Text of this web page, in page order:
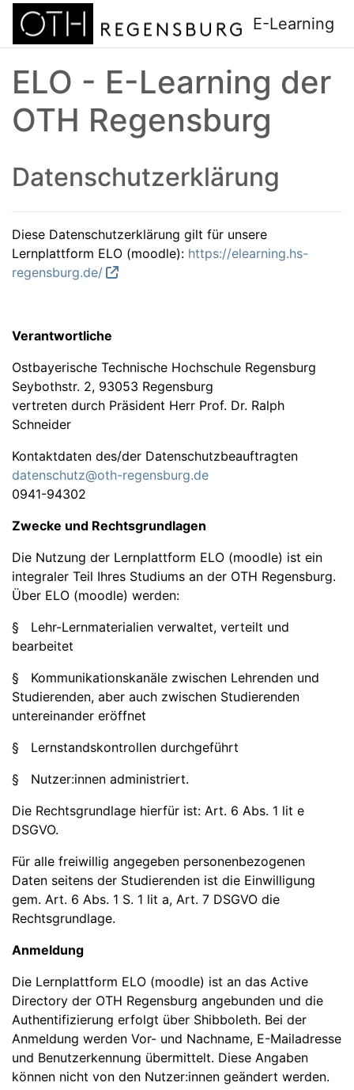
Zum Hauptinhalt
E-Learning
ELO - E-Learning der
OTH Regensburg
Datenschutzerklärung
Diese Datenschutzerklärung gilt für unsere
Lernplattform ELO (moodle): https://elearning.hs-
regensburg.de/
Verantwortliche
Ostbayerische Technische Hochschule Regensburg
Seybothstr. 2, 93053 Regensburg
vertreten durch Präsident Herr Prof. Dr. Ralph
Schneider
Kontaktdaten des/der Datenschutzbeauftragten
datenschutz@oth-regensburg.de
0941-94302
Zwecke und Rechtsgrundlagen
Die Nutzung der Lernplattform ELO (moodle) ist ein
integraler Teil Ihres Studiums an der OTH Regensburg.
Über ELO (moodle) werden:
§ Lehr-Lernmaterialien verwaltet, verteilt und
bearbeitet
§ Kommunikationskanäle zwischen Lehrenden und
Studierenden, aber auch zwischen Studierenden
untereinander eröffnet
§ Lernstandskontrollen durchgeführt
§ Nutzer:innen administriert.
Die Rechtsgrundlage hierfür ist: Art. 6 Abs. 1 lit e
DSGVO.
Für alle freiwillig angegeben personenbezogenen
Daten seitens der Studierenden ist die Einwilligung
gem. Art. 6 Abs. 1 S. 1 lit a, Art. 7 DSGVO die
Rechtsgrundlage.
Anmeldung
Die Lernplattform ELO (moodle) ist an das Active
Directory der OTH Regensburg angebunden und die
Authentifizierung erfolgt über Shibboleth. Bei der
Anmeldung werden Vor- und Nachname, E-Mailadresse
und Benutzerkennung übermittelt. Diese Angaben
können nicht von den Nutzer:innen geändert werden.